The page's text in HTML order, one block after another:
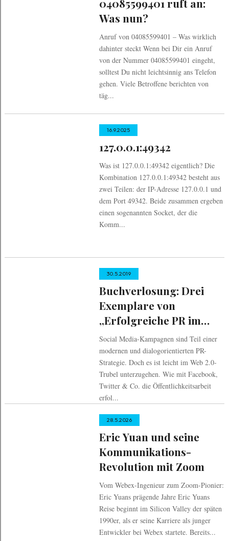
04085599401 ruft an:
Was nun?
Anruf von 04085599401 – Was wirklich
dahinter steckt Wenn bei Dir ein Anruf
von der Nummer 04085599401 eingeht,
solltest Du nicht leichtsinnig ans Telefon
gehen. Viele Betroffene berichten von
täg...
16.9.2025
127.0.0.1:49342
Was ist 127.0.0.1:49342 eigentlich? Die
Kombination 127.0.0.1:49342 besteht aus
zwei Teilen: der IP-Adresse 127.0.0.1 und
dem Port 49342. Beide zusammen ergeben
einen sogenannten Socket, der die
Komm...
30.5.2019
Buchverlosung: Drei
Exemplare von
„Erfolgreiche PR im
Social Web“ zu
gewinnen
Social Media-Kampagnen sind Teil einer
modernen und dialogorientierten PR-
Strategie. Doch es ist leicht im Web 2.0-
Trubel unterzugehen. Wie mit Facebook,
Twitter & Co. die Öffentlichkeitsarbeit
erfol...
28.5.2026
Eric Yuan und seine
Kommunikations-
Revolution mit Zoom
Vom Webex-Ingenieur zum Zoom-Pionier:
Eric Yuans prägende Jahre Eric Yuans
Reise beginnt im Silicon Valley der späten
1990er, als er seine Karriere als junger
Entwickler bei Webex startete. Bereits...